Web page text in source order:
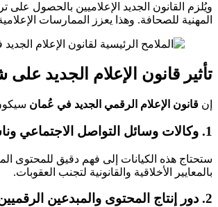
ويُلزم القانون الجديد الإعلاميين بالحصول
المهنية للصحافة. وهذا يعزز الممارسات
تأثير قانون الإعلام الجديد
إن قانون الإعلام الرقمي الجديد في عُمان
1. وكالات وسائل التواصل الاجتماعي وناشرو المحتوى:
ستحتاج هذه الكيانات إلى فهم دقيق للمحتوى
بالمعايير الأخلاقية والقانونية لتجنب العقوبات.
2. دور إنتاج المحتوى والمبدعين الرقميين المستقلين: